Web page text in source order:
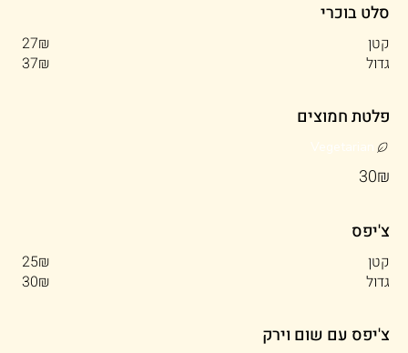
סלט בוכרי
קטן
‏27 ‏₪
גדול
‏37 ‏₪
פלטת חמוצים
‏30 ‏₪
Vegetarian
צ'יפס
קטן
‏25 ‏₪
גדול
‏30 ‏₪
צ'יפס עם שום וירק